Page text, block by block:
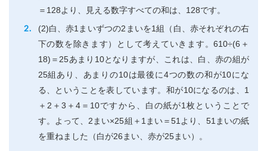
＝128より、見える数字すべての和は、128です。
(2)白、赤1まいずつの2まいを1組（白、赤それぞれの右
下の数を除きます）として考えていきます。610÷(6＋
18)＝25あまり10となりますが、これは、白、赤の組が
25組あり、あまりの10は最後に4つの数の和が10にな
る、ということを表しています。和が10になるのは、1
＋2＋3＋4＝10ですから、白の紙が1枚ということで
す。よって、2まい×25組＋1まい＝51より、51まいの紙
を重ねました（白が26まい、赤が25まい）。